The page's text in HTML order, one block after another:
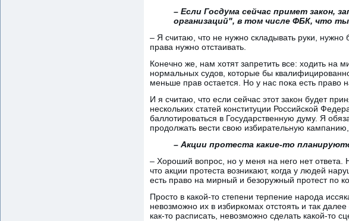
– Если Госдума сейчас примет закон,
организаций", в том числе ФБК, что
– Я считаю, что не нужно складывать руки, нужно
права нужно отстаивать.
Конечно же, нам хотят запретить все: ходить на
нормальных судов, которые бы
меньше прав остается. Но у нас пока есть право
И я считаю, что если сейчас этот закон будет
нескольких статей конституции Российской
баллотироваться в Государственную думу. Я
продолжать вести свою избирательную
– Акции протеста какие-то
– Хороший вопрос, но у меня на него нет ответа.
что акции протеста возникают, когда у людей
есть право на мирный и безоружный протест по
Просто в какой-то степени терпение народа
невозможно их в избиркомах отстоять и так
как-то расписать, невозможно сделать какой-то